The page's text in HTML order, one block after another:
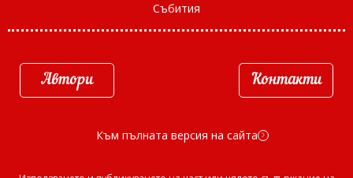
Събития
Автори Контакти
Към пълната версия на сайта d